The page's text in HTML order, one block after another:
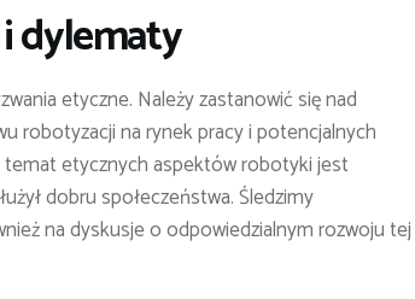
dylematy
etyczne. Należy zastanowić się nad
robotyzacji na rynek pracy i potencjalnych
etycznych aspektów robotyki jest
dobru społeczeństwa. Śledzimy
na dyskusje o odpowiedzialnym rozwoju tej